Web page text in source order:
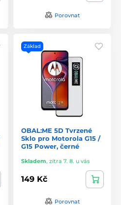
Porovnat
Základ
OBAL:ME 5D Tvrzené
Sklo pro Motorola G15 /
G15 Power, černé
Skladem, zítra 7. 8. u vás
149 Kč
Porovnat